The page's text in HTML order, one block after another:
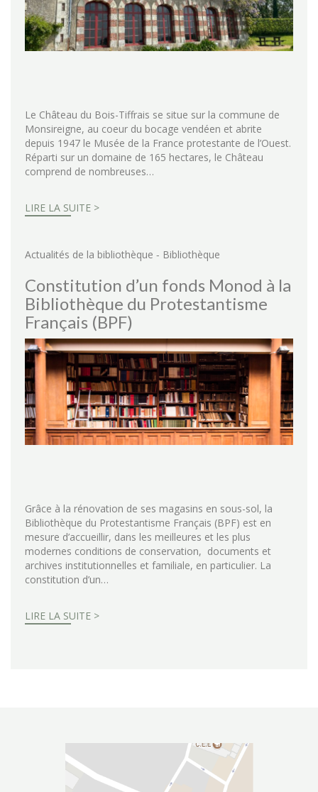
Le Château du Bois-Tiffrais se situe sur la commune de
Monsireigne, au coeur du bocage vendéen et abrite
depuis 1947 le Musée de la France protestante de l’Ouest.
Réparti sur un domaine de 165 hectares, le Château
comprend de nombreuses…
LIRE LA SUITE >
Actualités de la bibliothèque - Bibliothèque
Constitution d’un fonds Monod à la
Bibliothèque du Protestantisme
Français (BPF)
Grâce à la rénovation de ses magasins en sous-sol, la
Bibliothèque du Protestantisme Français (BPF) est en
mesure d’accueillir, dans les meilleures et les plus
modernes conditions de conservation, documents et
archives institutionnelles et familiale, en particulier. La
constitution d’un…
LIRE LA SUITE >